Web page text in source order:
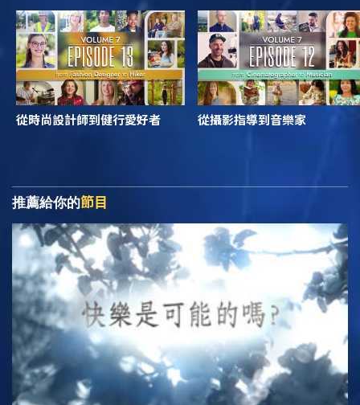
從時尚設計師到健行愛好者 從攝影指導到音樂家
推薦給你的節目